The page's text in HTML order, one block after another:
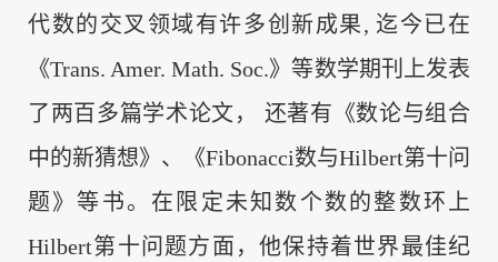
代数的交叉领域有许多创新成果, 迄今已在
《Trans. Amer. Math. Soc.》等数学期刊上发表
了两百多篇学术论文， 还著有《数论与组合
中的新猜想》、《Fibonacci数与Hilbert第十问
题》等书。在限定未知数个数的整数环上
Hilbert第十问题方面，他保持着世界最佳纪